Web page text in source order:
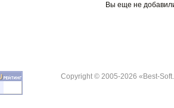
Вы еще не
Copyright © 2005-2026 «Best-